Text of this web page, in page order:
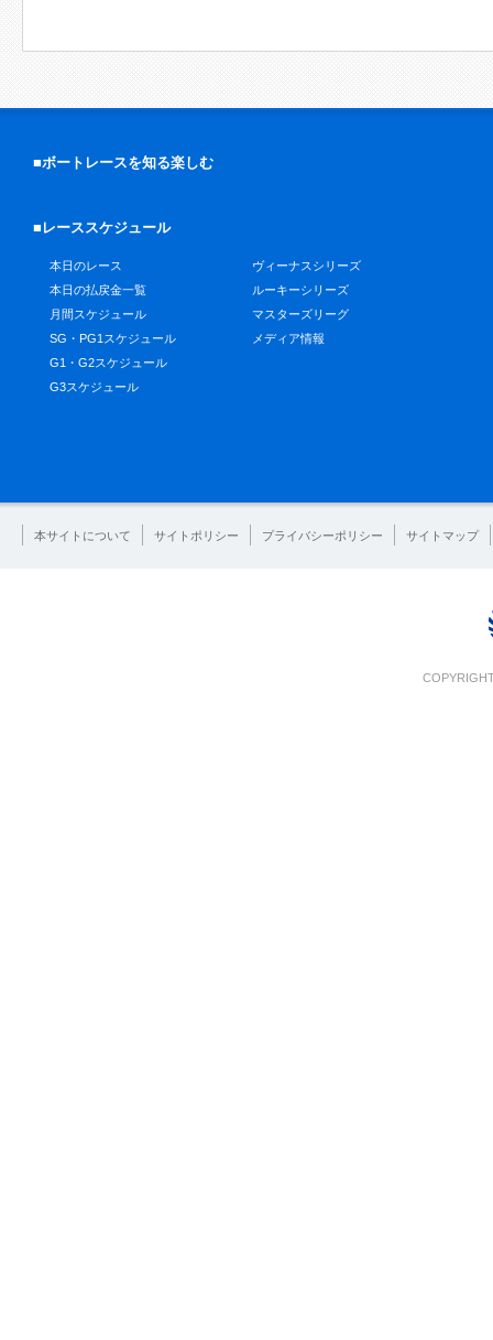
■ボートレースを知る楽しむ
■レーススケジュール
本日のレース
本日の払戻金一覧
月間スケジュール
SG・PG1スケジュール
G1・G2スケジュール
G3スケジュール
ヴィーナスシリーズ
ルーキーシリーズ
マスターズリーグ
メディア情報
本サイトについて サイトポリシー プライバシーポリシー サイトマップ